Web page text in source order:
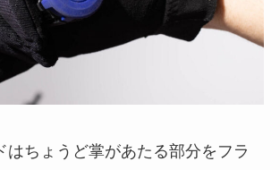
はちょうど掌があたる部分をフラ